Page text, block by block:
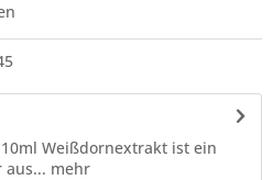
Weißdornextrakt ist ein
aus... mehr